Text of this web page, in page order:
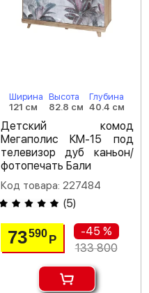
Ширина
121 см
Высота
82.8 см
Глубина
40.4 см
Детский комод
Мегаполис КМ-15 под
телевизор дуб каньон/
фотопечать Бали
Код товара: 227484
(5)
73590 Р
-45 %
133 800